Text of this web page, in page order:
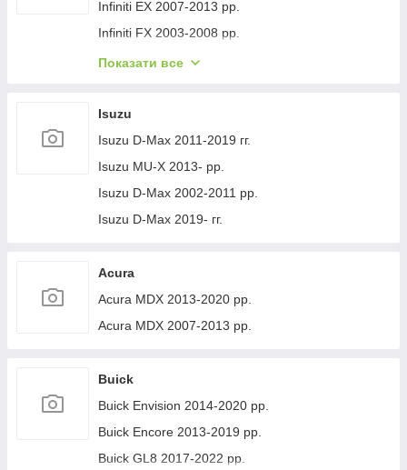
Jeep Cherokee XJ 1984-2001 гг.
Infiniti EX 2007-2013 рр.
Infiniti FX 2003-2008 рр.
Infiniti FX 2008-2012 рр.
Infiniti Q30 2015-2024 гг.
Infiniti Q50/Q60 2013-2024 рр.
Infiniti QX50 2013-2017 рр.
Infiniti QX56 2010-2013 рр.
Infiniti QX70 2013-2019 рр.
Infiniti G25/G35/37 (V36/CV36) 2006-2015 гг.
Infinity Q70/M-series 2010-2019 рр.
Infiniti QX80 2013-2024 рр.
Показати все
Isuzu
Isuzu D-Max 2011-2019 гг.
Isuzu MU-X 2013- рр.
Isuzu D-Max 2002-2011 рр.
Isuzu D-Max 2019- гг.
Acura
Acura MDX 2013-2020 рр.
Acura MDX 2007-2013 рр.
Buick
Buick Envision 2014-2020 рр.
Buick Encore 2013-2019 рр.
Buick GL8 2017-2022 рр.